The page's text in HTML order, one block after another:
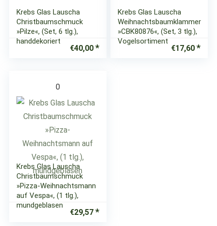
Krebs Glas Lauscha
Christbaumschmuck
»Pilze«, (Set, 6 tlg.),
handdekoriert
€40,00
Krebs Glas Lauscha
Weihnachtsbaumklammer
»CBK80876«, (Set, 3 tlg.),
Vogelsortiment
€17,60
0
Krebs Glas Lauscha
Christbaumschmuck
»Pizza-Weihnachtsmann
auf Vespa«, (1 tlg.),
mundgeblasen
€29,57